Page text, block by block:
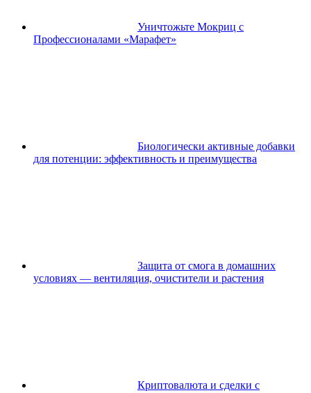
Уничтожьте Мокриц с
Профессионалами «Марафет»
Биологически активные добавки
для потенции: эффективность и преимущества
Защита от смога в домашних
условиях — вентиляция, очистители и растения
Криптовалюта и сделки с